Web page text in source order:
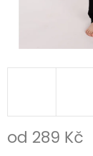
od 289 Kč